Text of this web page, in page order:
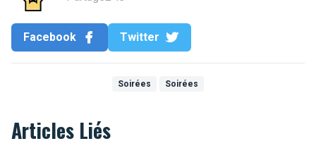
Facebook Twitter
Soirées Soirées
Articles Liés